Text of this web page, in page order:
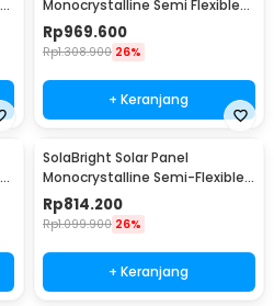
Monocrystalline Semi Flexible
with Controller - SN40
Rp969.600
Rp1.308.900 26%
+ Keranjang
SolaBright Solar Panel
Monocrystalline Semi-Flexible
18V 110W - SN25
Rp814.200
Rp1.099.900 26%
+ Keranjang